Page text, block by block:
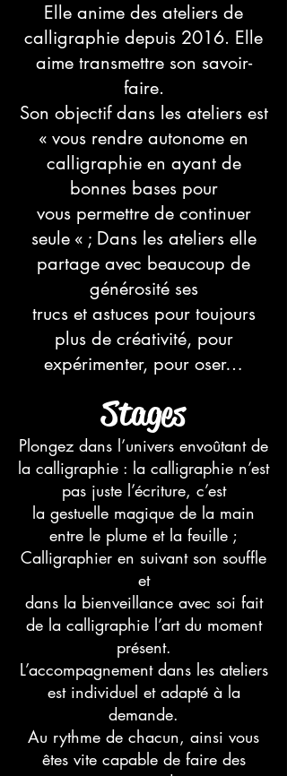
Elle anime des ateliers de
calligraphie depuis 2016. Elle
aime transmettre son savoir-
faire.
Son objectif dans les ateliers est
« vous rendre autonome en
calligraphie en ayant de
bonnes bases pour
vous permettre de continuer
seule « ; Dans les ateliers elle
partage avec beaucoup de
générosité ses
trucs et astuces pour toujours
plus de créativité, pour
expérimenter, pour oser…
Stages
Plongez dans l’univers envoûtant de
la calligraphie : la calligraphie n’est
pas juste l’écriture, c’est
la gestuelle magique de la main
entre le plume et la feuille ;
Calligraphier en suivant son souffle
et
dans la bienveillance avec soi fait
de la calligraphie l’art du moment
présent.
L’accompagnement dans les ateliers
est individuel et adapté à la
demande.
Au rythme de chacun, ainsi vous
êtes vite capable de faire des